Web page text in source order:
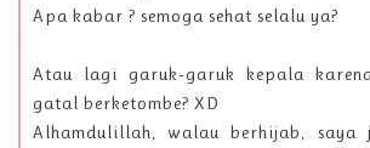
Apa kabar ? semoga sehat selalu ya?
Atau lagi garuk-garuk kepala
gatal berketombe? XD
Alhamdulillah, walau berhijab, saya